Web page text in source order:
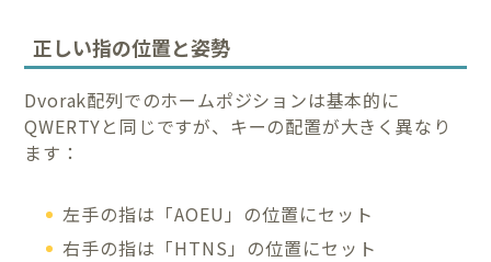
正しい指の位置と姿勢
Dvorak配列でのホームポジションは基本的に
QWERTYと同じですが、キーの配置が大きく異なり
ます：
左手の指は「AOEU」の位置にセット
右手の指は「HTNS」の位置にセット